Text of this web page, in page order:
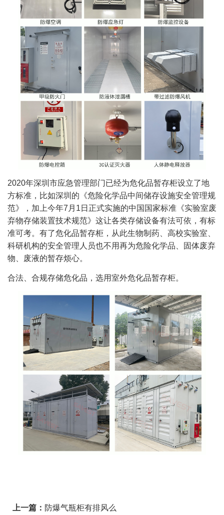
2020年深圳市应急管理部门已经为危化品暂存柜设立了地
方标准，比如深圳的《危险化学品中间储存设施安全管理规
范》，加上今年7月1日正式实施的中国国家标准《实验室废
弃物存储装置技术规范》这让各类存储设备有法可依，有标
准可考。有了危化品暂存柜，从此生物制药、高校实验室、
科研机构的安全管理人员也不用再为危险化学品、固体废弃
物、废液的暂存烦心。
合法、合规存储危化品，选用室外危化品暂存柜。
上一篇： 防爆气瓶柜有排风么